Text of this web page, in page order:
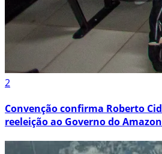
2
Convenção confirma Roberto
reeleição ao Governo do